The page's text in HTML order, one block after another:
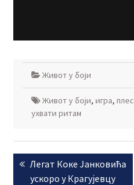
Живот у боји
Живот у боји, игра, плес
ухвати ритам
Кретање
чланка
Previous
post:
Легат Коке Јанковића
ускоро у Крагујевцу